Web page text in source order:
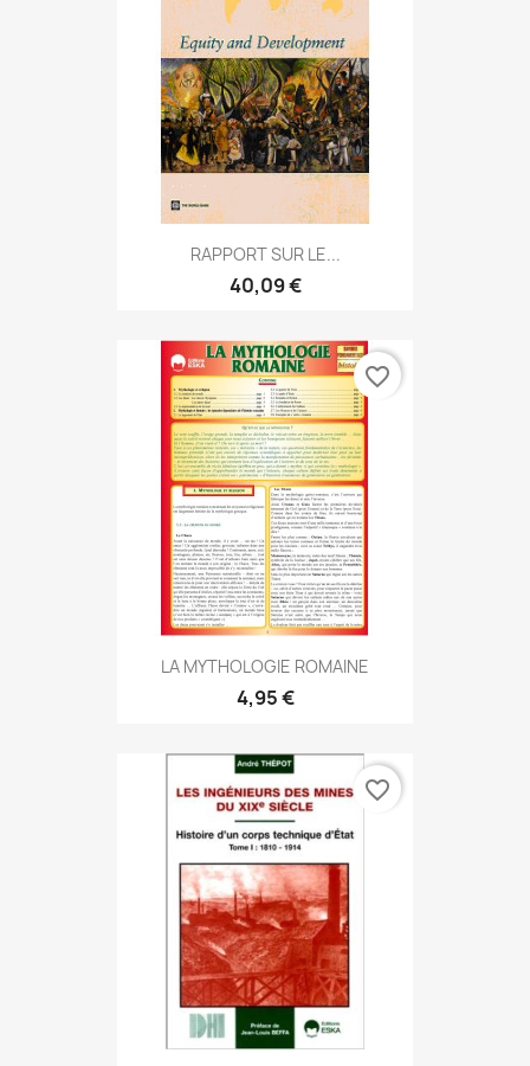
RAPPORT SUR LE...
40,09 €
LA MYTHOLOGIE ROMAINE
4,95 €
favorite_border
favorite_border